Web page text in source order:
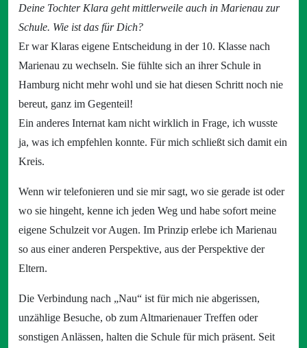
Deine Tochter Klara geht mittlerweile auch in Marienau zur
Schule. Wie ist das für Dich?
Er war Klaras eigene Entscheidung in der 10. Klasse nach
Marienau zu wechseln. Sie fühlte sich an ihrer Schule in
Hamburg nicht mehr wohl und sie hat diesen Schritt noch nie
bereut, ganz im Gegenteil!
Ein anderes Internat kam nicht wirklich in Frage, ich wusste
ja, was ich empfehlen konnte. Für mich schließt sich damit ein
Kreis.
Wenn wir telefonieren und sie mir sagt, wo sie gerade ist oder
wo sie hingeht, kenne ich jeden Weg und habe sofort meine
eigene Schulzeit vor Augen. Im Prinzip erlebe ich Marienau
so aus einer anderen Perspektive, aus der Perspektive der
Eltern.
Die Verbindung nach „Nau“ ist für mich nie abgerissen,
unzählige Besuche, ob zum Altmarienauer Treffen oder
sonstigen Anlässen, halten die Schule für mich präsent. Seit